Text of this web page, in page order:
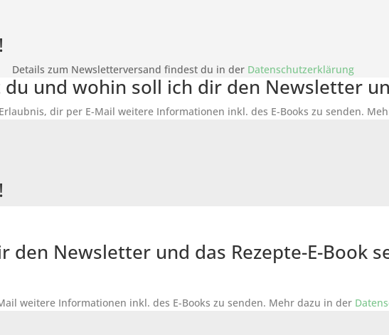
Details zum Newsletterversand findest du in der Datenschutzerklärung
und wohin soll ich dir den Newsletter
dir per E-Mail weitere Informationen inkl. des E-Books zu senden.
Newsletter und das Rezepte-E-Book
weitere Informationen inkl. des E-Books zu senden. Mehr dazu in der